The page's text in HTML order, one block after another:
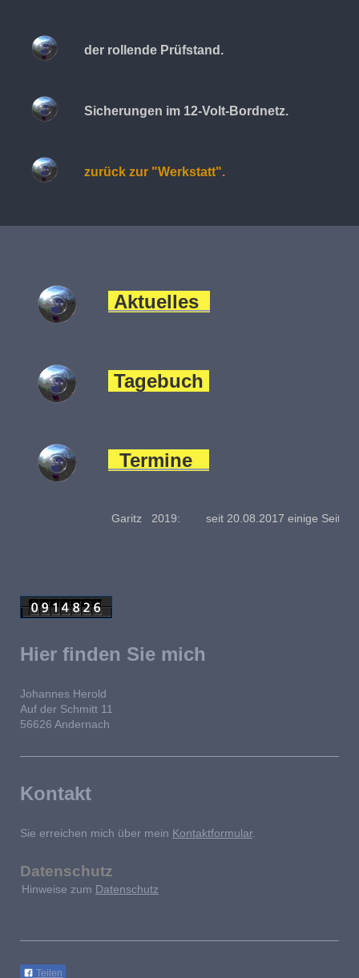
der rollende Prüfstand.
Sicherungen im 12-Volt-Bordnetz.
zurück zur "Werkstatt".
Aktuelles
Tagebuch
Termine
seit 20.08.2017 einige Seiten in englischer
Hier finden Sie mich
Johannes Herold
Auf der Schmitt 11
56626 Andernach
Kontakt
Sie erreichen mich über mein Kontaktformular.
Datenschutz
Hinweise zum Datenschutz
Teilen